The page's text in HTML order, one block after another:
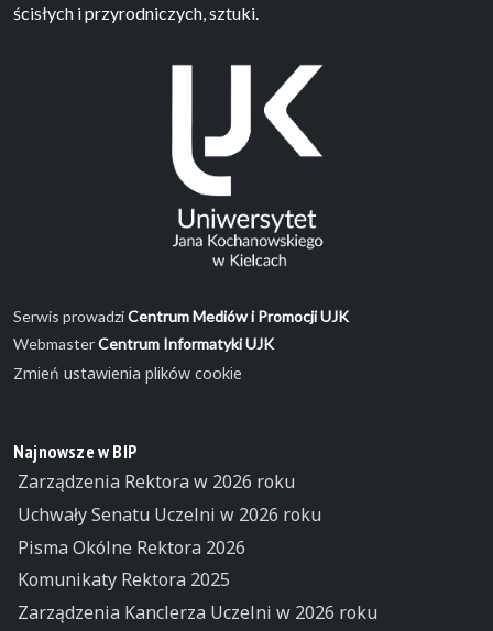
ścisłych i przyrodniczych, sztuki.
Serwis prowadziCentrum Mediów i Promocji UJK
WebmasterCentrum Informatyki UJK
Zmień ustawienia plików cookie
Najnowsze w BIP
Zarządzenia Rektora w 2026 roku
Uchwały Senatu Uczelni w 2026 roku
Pisma Okólne Rektora 2026
Komunikaty Rektora 2025
Zarządzenia Kanclerza Uczelni w 2026 roku